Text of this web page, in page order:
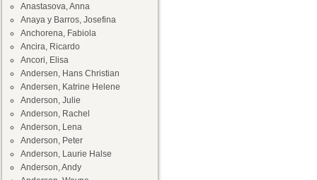
Anastasova, Anna
Anaya y Barros, Josefina
Anchorena, Fabiola
Ancira, Ricardo
Ancori, Elisa
Andersen, Hans Christian
Andersen, Katrine Helene
Anderson, Julie
Anderson, Rachel
Anderson, Lena
Anderson, Peter
Anderson, Laurie Halse
Anderson, Andy